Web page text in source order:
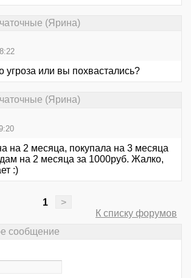
(Ярина)
угроза или вы похвастались?
(Ярина)
на 2 месяца, покупала на 3 месяца
на 2 месяца за 1000руб. Жалко,
:)
1
>
К списку форумов
сообщение